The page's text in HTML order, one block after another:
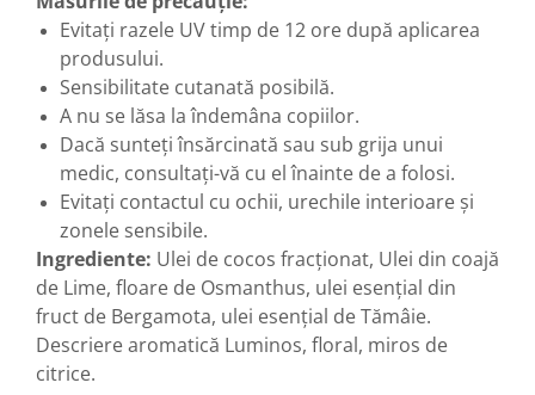
Evitați razele UV timp de 12 ore după aplicarea
produsului.
Sensibilitate cutanată posibilă.
A nu se lăsa la îndemâna copiilor.
Dacă sunteți însărcinată sau sub grija unui
medic, consultați-vă cu el înainte de a folosi.
Evitați contactul cu ochii, urechile interioare și
zonele sensibile.
Ingrediente: Ulei de cocos fracționat, Ulei din coajă
de Lime, floare de Osmanthus, ulei esenţial din
fruct de Bergamota, ulei esenţial de Tămâie.
Descriere aromatică Luminos, floral, miros de
citrice.